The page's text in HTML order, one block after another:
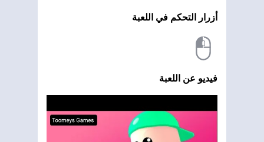
أزرار التحكم في اللعبة
فيديو عن اللعبة